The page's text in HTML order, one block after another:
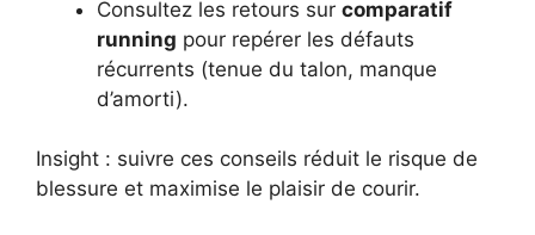
Consultez les retours sur comparatif
running pour repérer les défauts
récurrents (tenue du talon, manque
d’amorti).
Insight : suivre ces conseils réduit le risque de
blessure et maximise le plaisir de courir.